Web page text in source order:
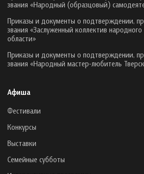
звания «Народный (образцовый)
Приказы и документы о подтверждении,
звания «Заслуженный коллектив
области»
Приказы и документы о подтверждении,
звания «Народный мастер-любитель
Афиша
Фестивали
Конкурсы
Выставки
Семейные субботы